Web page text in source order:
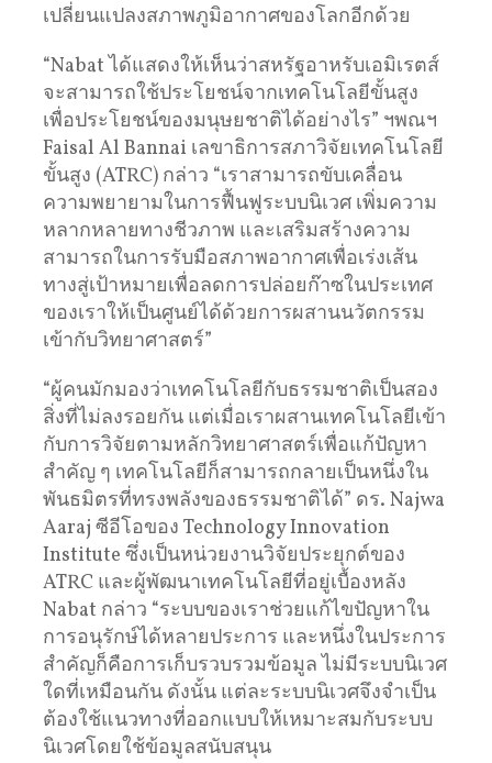
เปลี่ยนแปลงสภาพภูมิอากาศของโลกอีกด้วย
“Nabat ได้แสดงให้เห็นว่าสหรัฐอาหรับเอมิเรตส์
จะสามารถใช้ประโยชน์จากเทคโนโลยีขั้นสูง
เพื่อประโยชน์ของมนุษยชาติได้อย่างไร” ฯพณฯ
Faisal Al Bannai เลขาธิการสภาวิจัยเทคโนโลยี
ขั้นสูง (ATRC) กล่าว “เราสามารถขับเคลื่อน
ความพยายามในการฟื้นฟูระบบนิเวศ เพิ่มความ
หลากหลายทางชีวภาพ และเสริมสร้างความ
สามารถในการรับมือสภาพอากาศเพื่อเร่งเส้น
ทางสู่เป้าหมายเพื่อลดการปล่อยก๊าซในประเทศ
ของเราให้เป็นศูนย์ได้ด้วยการผสานนวัตกรรม
เข้ากับวิทยาศาสตร์”
“ผู้คนมักมองว่าเทคโนโลยีกับธรรมชาติเป็นสอง
สิ่งที่ไม่ลงรอยกัน แต่เมื่อเราผสานเทคโนโลยีเข้า
กับการวิจัยตามหลักวิทยาศาสตร์เพื่อแก้ปัญหา
สำคัญ ๆ เทคโนโลยีก็สามารถกลายเป็นหนึ่งใน
พันธมิตรที่ทรงพลังของธรรมชาติได้” ดร. Najwa
Aaraj ซีอีโอของ Technology Innovation
Institute ซึ่งเป็นหน่วยงานวิจัยประยุกต์ของ
ATRC และผู้พัฒนาเทคโนโลยีที่อยู่เบื้องหลัง
Nabat กล่าว “ระบบของเราช่วยแก้ไขปัญหาใน
การอนุรักษ์ได้หลายประการ และหนึ่งในประการ
สำคัญก็คือการเก็บรวบรวมข้อมูล ไม่มีระบบนิเวศ
ใดที่เหมือนกัน ดังนั้น แต่ละระบบนิเวศจึงจำเป็น
ต้องใช้แนวทางที่ออกแบบให้เหมาะสมกับระบบ
นิเวศโดยใช้ข้อมูลสนับสนุน